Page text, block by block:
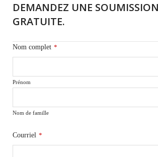
DEMANDEZ UNE SOUMISSION
GRATUITE.
Nom complet *
Prénom
Nom de famille
Courriel *